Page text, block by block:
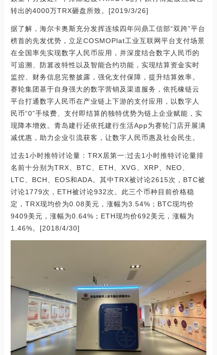
转出的4000万TRX砸盘所致。[2019/3/26]
据了解，海尔卡奥斯充分发挥连续四年问鼎工信部“双跨”平台
榜首的先发优势，立足COSMOPlat工业互联网平台支付场景
在全国率先实现数字人民币应用，并深度结合数字人民币的
可追溯、防篡改特性以及智能合约功能，实现结算资金实时
监控、财务信息完整披露，强化支付保障，提升结算效率。
赛轮集团基于自身强大的数字营销及渠道服务，依托橡链云
平台打通数字人民币在产业链上下游的支付应用，以数字人
民币“0”手续费、支付即结算的独特优势为链上企业赋能，实
现降本增效。青岛建行还依托建行生活App为赛轮门店开展满
减优惠，助力企业引流获客，让数字人民币惠及社会民生。
过去1小时推特讨论量：TRX居第一:过去1小时推特讨论量排
名前十分别为TRX、BTC、ETH、XVG、XRP、NEO、
LTC、BCH、EOS和ADA。其中TRX被讨论2615次，BTC被
讨论1779次，ETH被讨论932次。此三个币种目前价格稳
定，TRX现均价为0.08美元，涨幅为3.54%；BTC现均价
9409美元，涨幅为0.64%；ETH现均价692美元，涨幅为
1.46%。[2018/4/30]